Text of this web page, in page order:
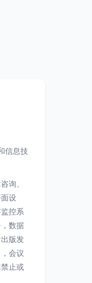
信息技
询、
设
控系
数据
版发
会议
止或